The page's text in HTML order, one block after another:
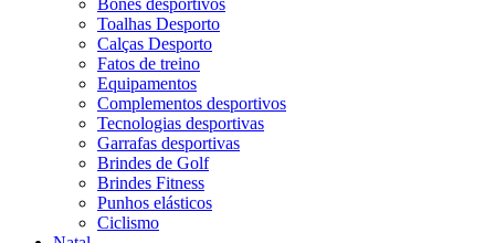
Toalhas Desporto
Calças Desporto
Fatos de treino
Equipamentos
Complementos desportivos
Tecnologias desportivas
Garrafas desportivas
Brindes de Golf
Brindes Fitness
Punhos elásticos
Ciclismo